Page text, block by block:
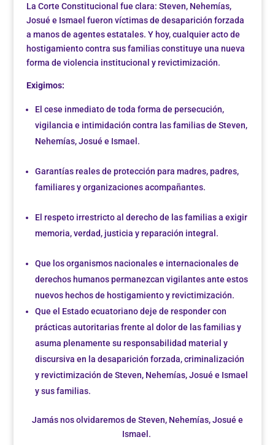
La Corte Constitucional fue clara: Steven, Nehemías,
Josué e Ismael fueron víctimas de desaparición forzada
a manos de agentes estatales. Y hoy, cualquier acto de
hostigamiento contra sus familias constituye una nueva
forma de violencia institucional y revictimización.
Exigimos:
El cese inmediato de toda forma de persecución,
vigilancia e intimidación contra las familias de Steven,
Nehemías, Josué e Ismael.
Garantías reales de protección para madres, padres,
familiares y organizaciones acompañantes.
El respeto irrestricto al derecho de las familias a exigir
memoria, verdad, justicia y reparación integral.
Que los organismos nacionales e internacionales de
derechos humanos permanezcan vigilantes ante estos
nuevos hechos de hostigamiento y revictimización.
Que el Estado ecuatoriano deje de responder con
prácticas autoritarias frente al dolor de las familias y
asuma plenamente su responsabilidad material y
discursiva en la desaparición forzada, criminalización
y revictimización de Steven, Nehemías, Josué e Ismael
y sus familias.
Jamás nos olvidaremos de Steven, Nehemías, Josué e
Ismael.